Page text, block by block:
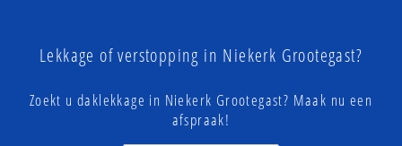
Lekkage of verstopping in Niekerk Grootegast?
Zoekt u daklekkage in Niekerk Grootegast? Maak nu een
afspraak!